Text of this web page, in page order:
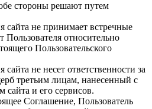
стороны решают путем
сайта не принимает встречные
Пользователя относительно
Пользовательского
не несет ответственности за
третьим лицам, нанесенный с
сайта и его сервисов.
Соглашение, Пользователь